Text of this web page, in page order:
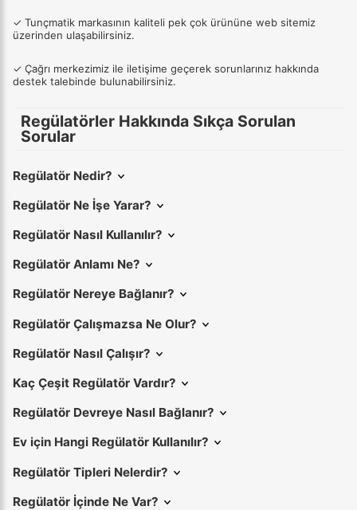
✓ Tunçmatik markasının kaliteli pek çok ürününe web sitemiz
üzerinden ulaşabilirsiniz.
✓ Çağrı merkezimiz ile iletişime geçerek sorunlarınız hakkında
destek talebinde bulunabilirsiniz.
Regülatörler Hakkında Sıkça Sorulan
Sorular
Regülatör Nedir?
Regülatör Ne İşe Yarar?
Regülatör Nasıl Kullanılır?
Regülatör Anlamı Ne?
Regülatör Nereye Bağlanır?
Regülatör Çalışmazsa Ne Olur?
Regülatör Nasıl Çalışır?
Kaç Çeşit Regülatör Vardır?
Regülatör Devreye Nasıl Bağlanır?
Ev için Hangi Regülatör Kullanılır?
Regülatör Tipleri Nelerdir?
Regülatör İçinde Ne Var?